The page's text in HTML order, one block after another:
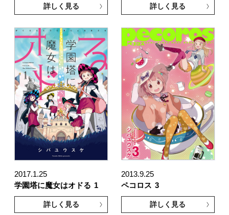
詳しく見る 詳しく見る
2017.1.25
学園塔に魔女はオドる 1
詳しく見る
2013.9.25
ペコロス 3
詳しく見る